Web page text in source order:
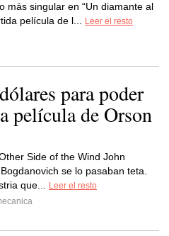
más singular en “Un diamante al
película de l...
Leer el resto
para poder
película de Orson
Side of the Wind John
se lo pasaban teta.
que...
Leer el resto